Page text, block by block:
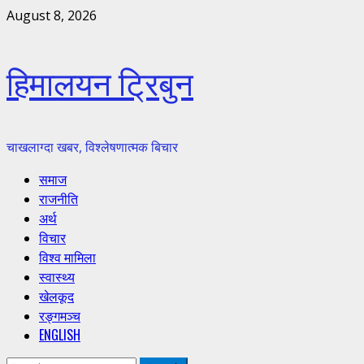
Skip
August 8, 2026
हिमालयन ट्रिबुन
चाखलाग्दा खबर, विश्लेषणात्मक बिचार
Primary
Menu
समाज
राजनीति
अर्थ
विचार
विश्व मामिला
स्वास्थ्य
खेलकूद
रङ्गमञ्च
ENGLISH